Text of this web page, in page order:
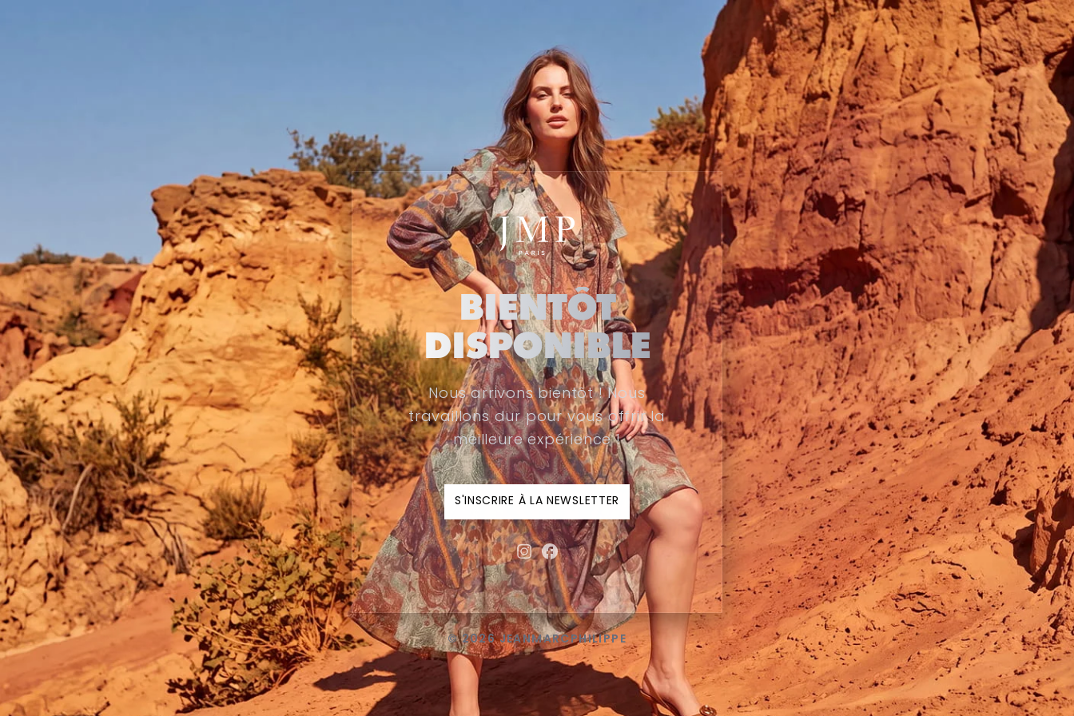
BIENTÔT
DISPONIBLE
Nous arrivons bientôt ! Nous
travaillons dur pour vous offrir la
meilleure expérience !
S'INSCRIRE À LA NEWSLETTER
© 2026 JEANMARCPHILIPPE